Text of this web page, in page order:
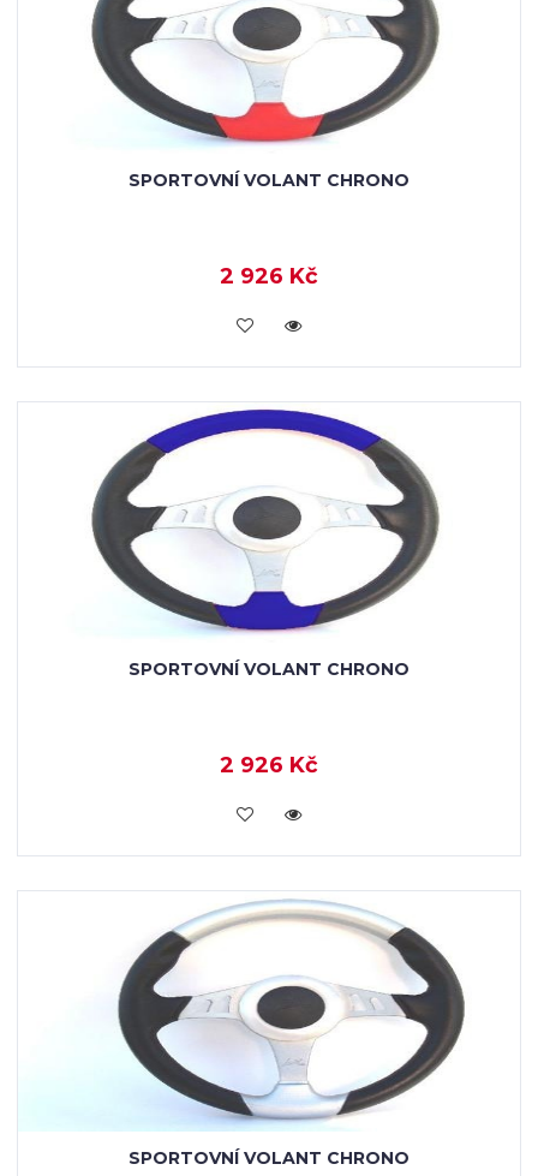
SPORTOVNÍ VOLANT CHRONO
2 926 Kč
KOUPIT
SPORTOVNÍ VOLANT CHRONO
2 926 Kč
KOUPIT
SPORTOVNÍ VOLANT CHRONO